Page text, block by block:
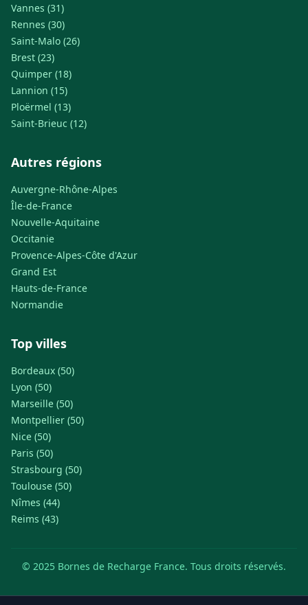
Vannes (31)
Rennes (30)
Saint-Malo (26)
Brest (23)
Quimper (18)
Lannion (15)
Ploërmel (13)
Saint-Brieuc (12)
Autres régions
Auvergne-Rhône-Alpes
Île-de-France
Nouvelle-Aquitaine
Occitanie
Provence-Alpes-Côte d'Azur
Grand Est
Hauts-de-France
Normandie
Top villes
Bordeaux (50)
Lyon (50)
Marseille (50)
Montpellier (50)
Nice (50)
Paris (50)
Strasbourg (50)
Toulouse (50)
Nîmes (44)
Reims (43)
© 2025 Bornes de Recharge France. Tous droits réservés.